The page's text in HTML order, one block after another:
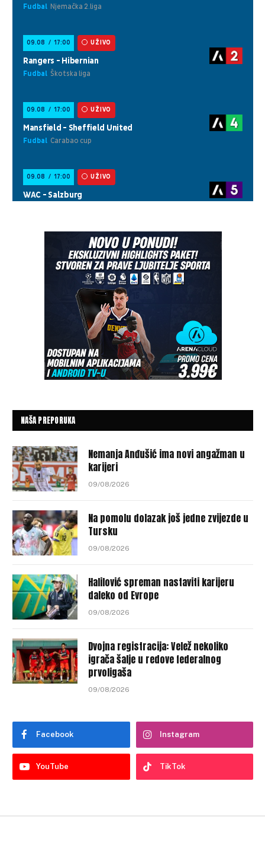
NAŠA PREPORUKA
Nemanja Anđušić ima novi angažman u
karijeri
09/08/2026
Na pomolu dolazak još jedne zvijezde u
Tursku
09/08/2026
Halilović spreman nastaviti karijeru
daleko od Evrope
09/08/2026
Dvojna registracija: Velež nekoliko
igrača šalje u redove federalnog
prvoligaša
09/08/2026
Facebook Instagram
YouTube TikTok